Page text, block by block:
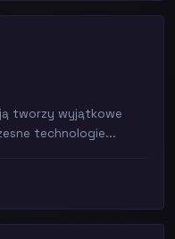
tworzy wyjątkowe
technologie...